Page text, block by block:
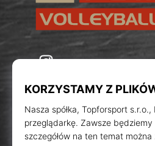
WePlayVolleyball.pl
Instagram